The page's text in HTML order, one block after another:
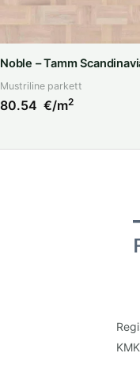
Noble – Tamm
Mustriline parkett
80.54 €/m2